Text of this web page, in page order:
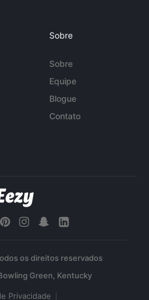
Sobre
Sobre
Equipe
Blogue
Contato
os direitos reservados
Privacidade